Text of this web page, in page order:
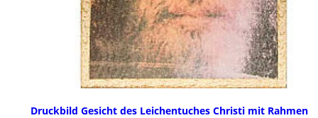
Druckbild Gesicht des Leichentuches Christi mit Rahmen